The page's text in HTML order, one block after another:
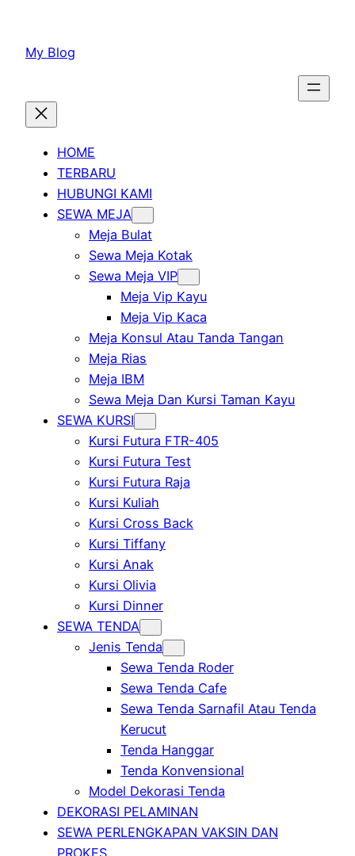
konten
My Blog
HOME
TERBARU
HUBUNGI KAMI
SEWA MEJA
Meja Bulat
Sewa Meja Kotak
Sewa Meja VIP
Meja Vip Kayu
Meja Vip Kaca
Meja Konsul Atau Tanda Tangan
Meja Rias
Meja IBM
Sewa Meja Dan Kursi Taman Kayu
SEWA KURSI
Kursi Futura FTR-405
Kursi Futura Test
Kursi Futura Raja
Kursi Kuliah
Kursi Cross Back
Kursi Tiffany
Kursi Anak
Kursi Olivia
Kursi Dinner
SEWA TENDA
Jenis Tenda
Sewa Tenda Roder
Sewa Tenda Cafe
Sewa Tenda Sarnafil Atau Tenda
Kerucut
Tenda Hanggar
Tenda Konvensional
Model Dekorasi Tenda
DEKORASI PELAMINAN
SEWA PERLENGKAPAN VAKSIN DAN
PROKES